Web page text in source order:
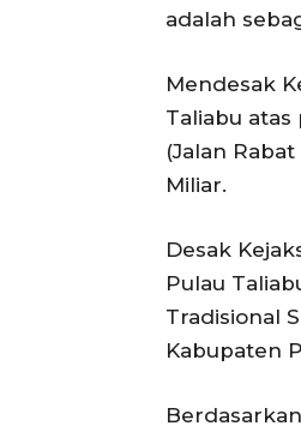
adalah
Mendesak
Taliabu
(Jalan
Miliar.
Desak
Pulau
Tradisional
Kabupaten